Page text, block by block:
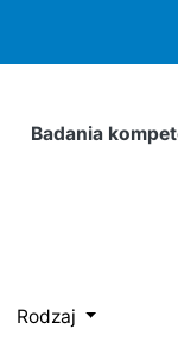
Badania
Rodzaj